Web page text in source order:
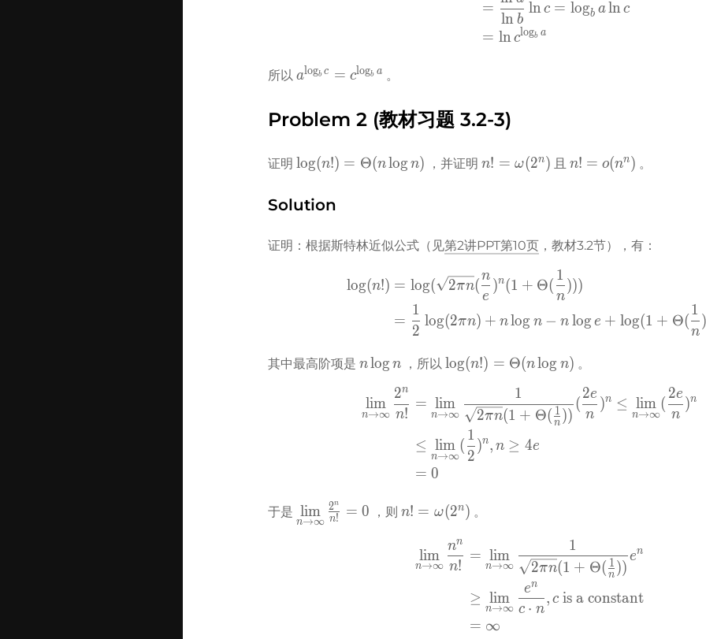
& = \ln{c^{\log_b a}}
\end{aligned}
=
ln b
lnc = logb alnc
= lnclogb a
所以 a^{\log_b
c^{\log_b
a}
alogb c = clogb a 。
Problem 2 (教材习题 3.2-3)
证明 \log(n!) =
n)
log(n!) = Θ(nlog n) ，并证明 n! =
n! = ω(2n ) 且 n! =
n! = o(nn ) 。
Solution
证明：根据斯特林近似公式（见第2讲PPT第10页，教材3.2节），有：
\begin{aligned}
\log(n!) &=
&= \frac12\log(2\pi n) +
\end{aligned}
log(n!) = log( 2πn(
e
n
)n(1 + Θ(
n
1
)))
=
2
1
log(2πn) + nlog n − n log e + log(1 + Θ(
n
1
)
其中最高阶项是 n
n
nlog n ，所以 \log(n!) =
n)
log(n!) = Θ(nlog n) 。
\begin{aligned}
\lim_{n \to
&= 0
n→∞
lim
n!
2n
=
n→∞
lim
2πn(1 + Θ( n
1 ))
1
(
n
2e
)n ≤
n→∞
lim (
n
2e
)n
≤
n→∞
lim (
2
1
)n, n ≥ 4e
= 0
于是 \lim\limits_{n \to
\infty}\frac{2^n}
n→∞
lim n!
2n = 0 ，则 n! =
n! = ω(2n ) 。
\begin{aligned}
\lim_{n \to
&\ge \lim_{n\to\infty}
&= \infty
n→∞
lim
n!
nn
=
n→∞
lim
2πn(1 + Θ( n
1 ))
1
en
≥
n→∞
lim
c ⋅ n
en
, c is a constant
= ∞